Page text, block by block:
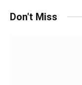
Don't Miss